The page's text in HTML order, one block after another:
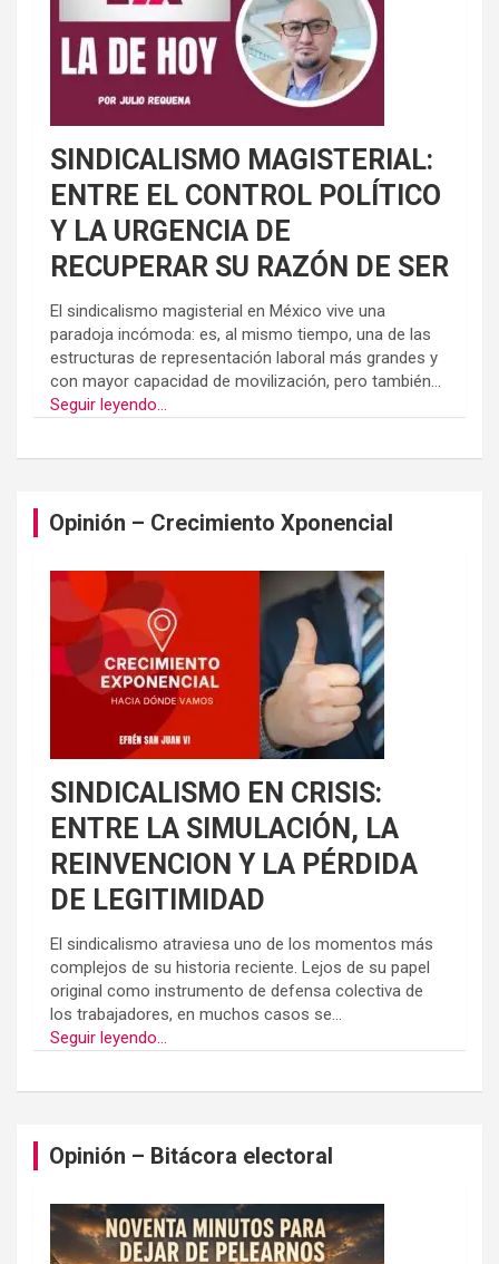
SINDICALISMO MAGISTERIAL:
ENTRE EL CONTROL POLÍTICO
Y LA URGENCIA DE
RECUPERAR SU RAZÓN DE SER
El sindicalismo magisterial en México vive una
paradoja incómoda: es, al mismo tiempo, una de las
estructuras de representación laboral más grandes y
con mayor capacidad de movilización, pero también...
Seguir leyendo...
Opinión – Crecimiento Xponencial
SINDICALISMO EN CRISIS:
ENTRE LA SIMULACIÓN, LA
REINVENCION Y LA PÉRDIDA
DE LEGITIMIDAD
El sindicalismo atraviesa uno de los momentos más
complejos de su historia reciente. Lejos de su papel
original como instrumento de defensa colectiva de
los trabajadores, en muchos casos se...
Seguir leyendo...
Opinión – Bitácora electoral